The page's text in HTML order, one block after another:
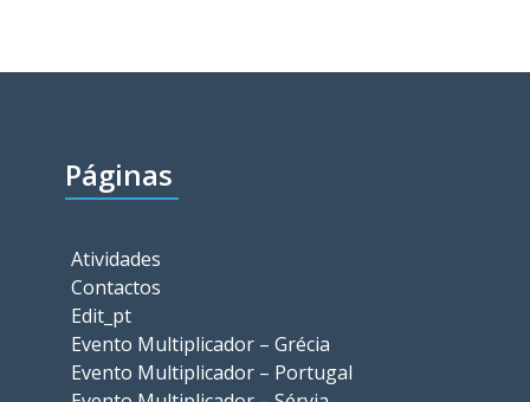
Páginas
Atividades
Contactos
Edit_pt
Evento Multiplicador – Grécia
Evento Multiplicador – Portugal